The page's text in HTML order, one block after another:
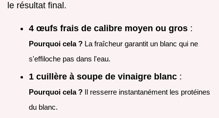
le résultat final.
4 œufs frais de calibre moyen ou gros :
Pourquoi cela ? La fraîcheur garantit un blanc qui ne
s'effiloche pas dans l'eau.
1 cuillère à soupe de vinaigre blanc :
Pourquoi cela ? Il resserre instantanément les protéines
du blanc.